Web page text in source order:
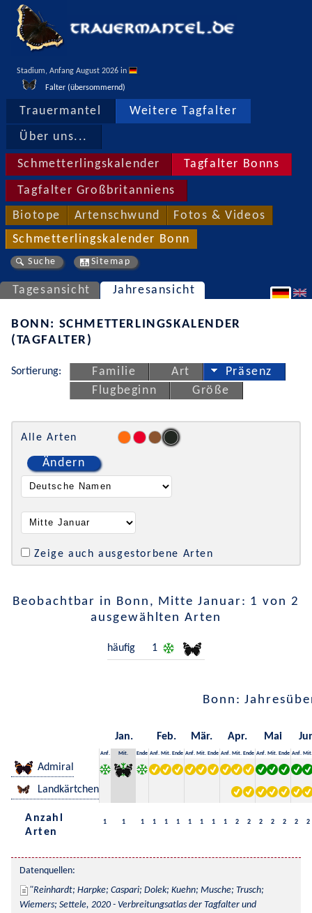
Stadium, Anfang August 2026 in
Falter (übersommernd)
Trauermantel Weitere Tagfalter
Über uns...
Schmetterlingskalender Tagfalter Bonns
Tagfalter Großbritanniens
Biotope Artenschwund Fotos & Videos
Schmetterlingskalender Bonn
Suche Sitemap
Tagesansicht Jahresansicht
BONN: SCHMETTERLINGSKALENDER
(TAGFALTER)
Sortierung: Familie Art
Präsenz
Flugbeginn
Größe
Alle Arten
Ändern
Zeige auch ausgestorbene Arten
Beobachtbar in Bonn, Mitte Januar: 1 von 2
ausgewählten Arten
häufig 1
Bonn:
Jan. Feb. Mär. Apr. Mai
Anf. Mit. Ende Anf. Mit. Ende Anf. Mit. Ende Anf. Mit. Ende Anf. Mit. Ende Anf. Mit.
Admiral
Landkärtchen
Anzahl
Arten
1 1 1 1 1 1 1 1 1 1 2 2 2 2 2 2 2
Datenquellen:
Reinhardt; Harpke; Caspari; Dolek; Kuehn; Musche; Trusch;
Wiemers; Settele, 2020 - Verbreitungsatlas der Tagfalter und